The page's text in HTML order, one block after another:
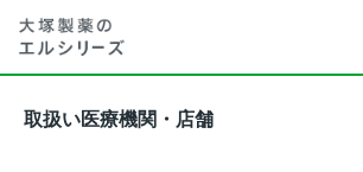
取扱い医療機関・店舗